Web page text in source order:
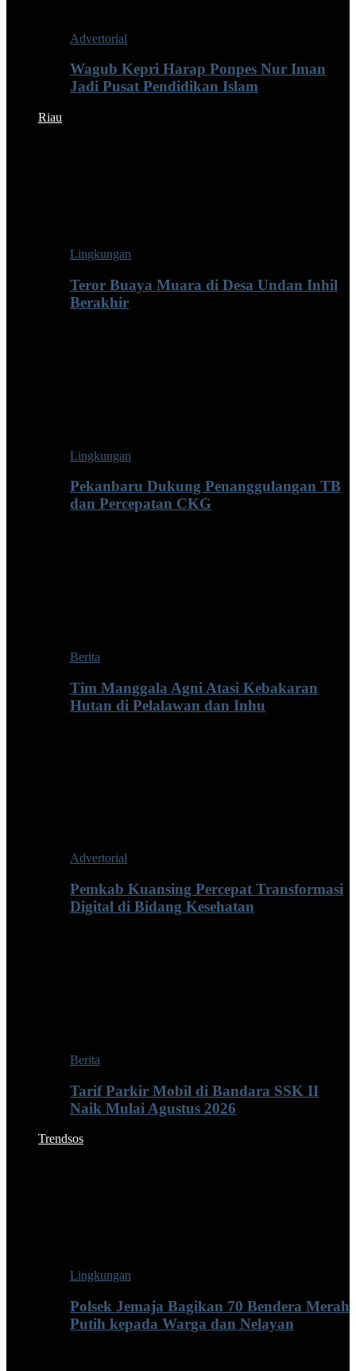
Advertorial
Wagub Kepri Harap Ponpes Nur Iman
Jadi Pusat Pendidikan Islam
Riau
Lingkungan
Teror Buaya Muara di Desa Undan Inhil
Berakhir
Lingkungan
Pekanbaru Dukung Penanggulangan TB
dan Percepatan CKG
Berita
Tim Manggala Agni Atasi Kebakaran
Hutan di Pelalawan dan Inhu
Advertorial
Pemkab Kuansing Percepat Transformasi
Digital di Bidang Kesehatan
Berita
Tarif Parkir Mobil di Bandara SSK II
Naik Mulai Agustus 2026
Trendsos
Lingkungan
Polsek Jemaja Bagikan 70 Bendera Merah
Putih kepada Warga dan Nelayan